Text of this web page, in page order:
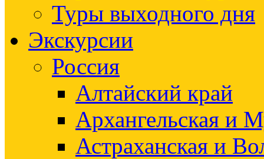
Туры выходного дня
Экскурсии
Россия
Алтайский край
Архангельская и
Астраханская и